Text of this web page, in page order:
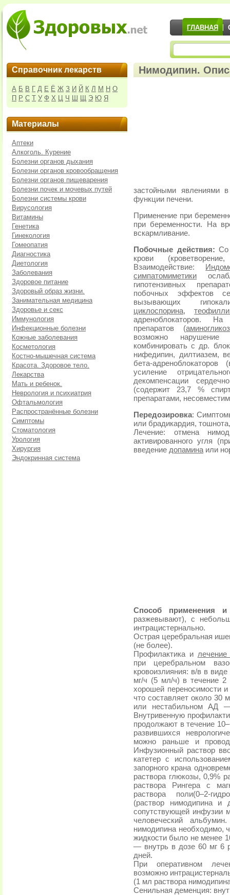
ГЛАВНАЯ
Справочник лекарств
А Б В Г Д Е Ё Ж З И Й К Л М Н О
П Р С Т У Ф Х Ц Ч Ш Щ Э Ю Я
Материалы
Аптеки
Алкоголь. Курение
Болезни органов дыхания
Болезни органов кровообращения
Болезни органов пищеварения
Болезни почек и мочевых путей
Болезни системы крови
Вирусология
Витамины
Генетика
Гинекология
Гомеопатия
Диагностика
Диетология
Заболевания
Здоровое питание
Здоровый образ жизни.
Занимательная медицина
Здоровье и секс
Иммунология
Инфекционные болезни
Кожные заболевания
Косметология
Костно-мышечная система
Красота. Здоровое тело.
Лекарства
Мать и ребенок.
Неврология и психиатрия
Офтальмология
Распространённые болезни
Симптомы
Стоматология
Урология
Хирургия
Эндокринная система
Нимодипин.
застойными явлениями
функции печени.
Применение при
при беременности. На
вскармливание.
Побочные действия: Со
крови
Взаимодействие:
симпатомиметики
гипотензивных
побочных эффектов
вызывающих
циклоспорина,
адреноблокаторов.
препаратов (
возможно
комбинировать с др.
нифедипин, дилтиазем,
бета-
усиление
декомпенсации
(содержит 23,7 %
препаратами,
Передозировка:
или брадикардия,
Лечение: отмена
активированного угля
введение допамина или
Способ применения
разжевывают), с
интрацистернально.
Острая церебральная
(не более).
Профилактика и
при церебральном
кровоизлияния: в/в в
мг/ч (5 мл/ч) в течение 2
хорошей переносимости
что составляет около 30
или нестабильном АД
Внутривенную
продолжают в течение
развившихся
можно раньше и
Инфузионный раствор
катетер с
запорного крана
раствора глюкозы, 0,9%
раствора Рингера с
раствора поли(0–2-
(раствор нимодипина и
сопутствующей инфузии
человеческий
нимодипина необходимо,
жидкости было не менее
— внутрь в дозе 60 мг 6
дней.
При оперативном
возможно
(1 мл раствора
Сенильная деменция: